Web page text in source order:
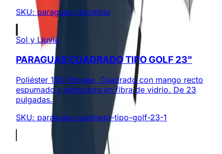
SKU:paraguas-colombia
Sol y Lluvia
PARAGUAS CUADRADO TIPO GOLF 23"
Poliéster 190 Pongee. Cuadrado con mango recto
espumado y estructura en fibra de vidrio. De 23
pulgadas.
SKU: paraguas-cuadrado-tipo-golf-23-1